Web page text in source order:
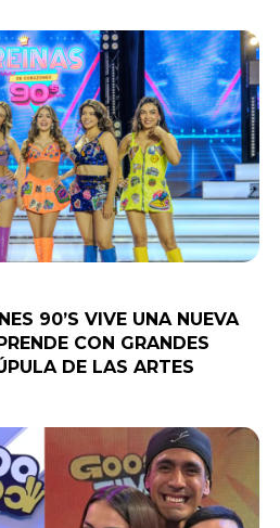
90’S VIVE UNA NUEVA
CON GRANDES
DE LAS ARTES